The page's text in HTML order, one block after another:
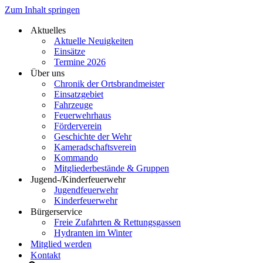
Zum Inhalt springen
Aktuelles
Aktuelle Neuigkeiten
Einsätze
Termine 2026
Über uns
Chronik der Ortsbrandmeister
Einsatzgebiet
Fahrzeuge
Feuerwehrhaus
Förderverein
Geschichte der Wehr
Kameradschaftsverein
Kommando
Mitgliederbestände & Gruppen
Jugend-/Kinderfeuerwehr
Jugendfeuerwehr
Kinderfeuerwehr
Bürgerservice
Freie Zufahrten & Rettungsgassen
Hydranten im Winter
Mitglied werden
Kontakt